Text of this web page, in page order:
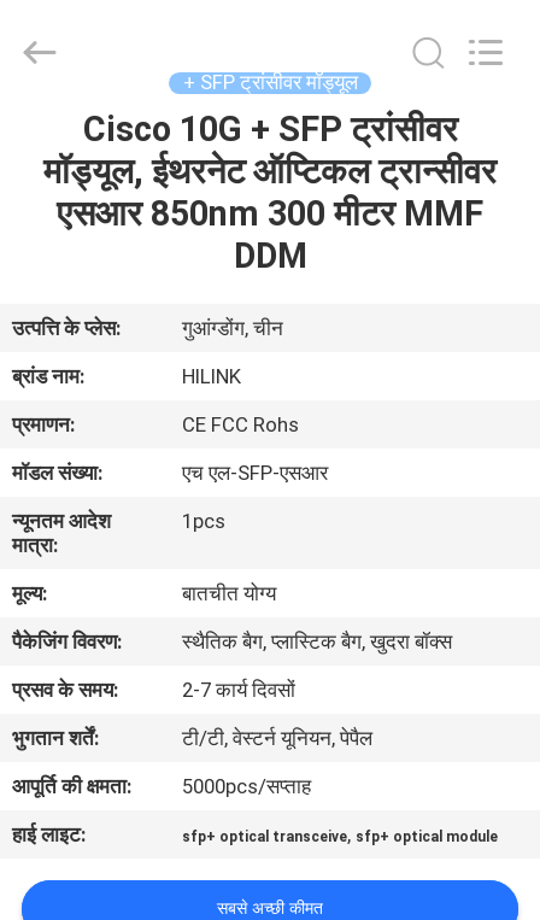
उत्पाद
बारे
में
कारखाने
का
दौरा
गुणवत्ता
नियंत्रण
हमसे
संपर्क
करें
समाचार
Technology
Co.,Ltd..
+ SFP ट्रांसीवर मॉड्यूल
Cisco 10G + SFP ट्रांसीवर
मॉड्यूल, ईथरनेट ऑप्टिकल ट्रान्सीवर
एसआर 850nm 300 मीटर MMF
DDM
उत्पत्ति के प्लेस:
गुआंग्डोंग, चीन
ब्रांड नाम:
HILINK
प्रमाणन:
CE FCC Rohs
मॉडल संख्या:
एच एल-SFP-एसआर
न्यूनतम आदेश
मात्रा:
1pcs
मूल्य:
बातचीत योग्य
पैकेजिंग विवरण:
स्थैतिक बैग, प्लास्टिक बैग, खुदरा बॉक्स
प्रसव के समय:
2-7 कार्य दिवसों
भुगतान शर्तें:
टी/टी, वेस्टर्न यूनियन, पेपैल
आपूर्ति की क्षमता:
5000pcs/सप्ताह
हाई लाइट:
sfp+ optical transceive, sfp+ optical module
सबसे अच्छी कीमत